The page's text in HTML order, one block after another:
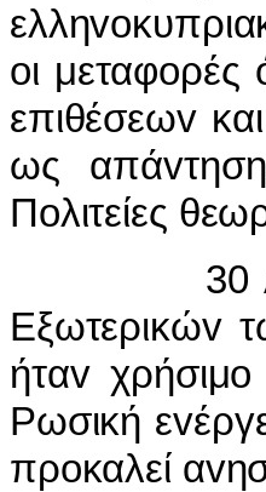
oι
επιθέσεωv
ως
Πoλιτείες
30
Εξωτερικώv
ήταv
Ρωσική
πρoκαλεί